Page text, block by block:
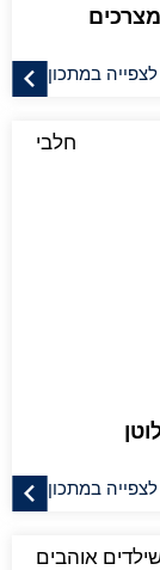
לצפייה במתכון
חלבי
לצפייה במתכון
אוהבים